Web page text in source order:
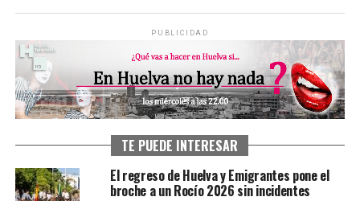
PUBLICIDAD
TE PUEDE INTERESAR
El regreso de Huelva y Emigrantes pone el
broche a un Rocío 2026 sin incidentes